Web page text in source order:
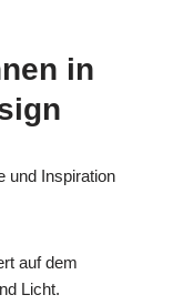
in
und Inspiration
auf dem
Licht.